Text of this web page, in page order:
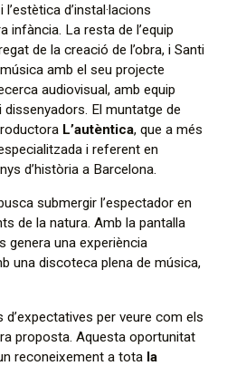
d’instal·lacions
infància. La resta de l’equip
de la creació de l’obra, i Santi
amb el seu projecte
audiovisual, amb equip
dissenyadors. El muntatge de
L’autèntica, que a més
i referent en
d’història a Barcelona.
submergir l’espectador en
de la natura. Amb la pantalla
genera una experiència
una discoteca plena de música,
per veure com els
proposta. Aquesta oportunitat
reconeixement a tota la